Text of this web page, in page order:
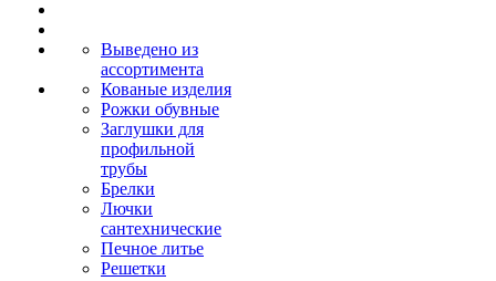
Выведено из
ассортимента
Кованые изделия
Рожки обувные
Заглушки для
профильной
трубы
Брелки
Лючки
сантехнические
Печное литье
Решетки